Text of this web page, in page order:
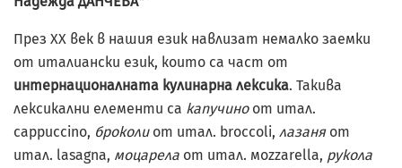
През XX век в нашия език навлизат немалко заемки
от италиански език, които са част от
интернационалната кулинарна лексика. Такива
лексикални елементи са капучиноот итал.
cappuccino, броколиот итал. broccoli, лазаняот
итал. lasagna, моцарела от итал. мozzarella, рукола